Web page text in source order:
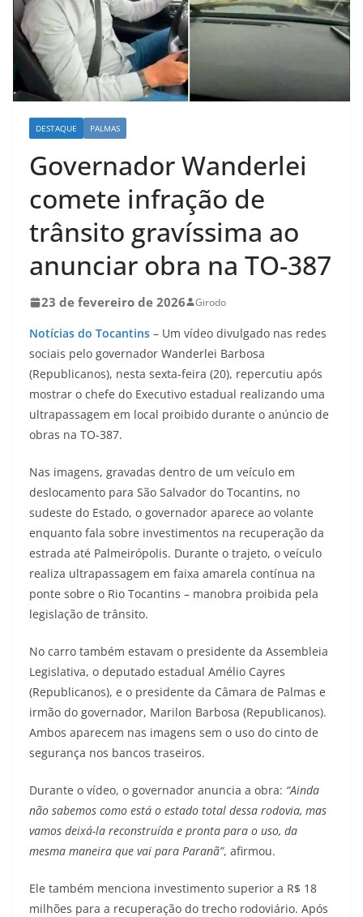
DESTAQUE PALMAS
Governador Wanderlei
comete infração de
trânsito gravíssima ao
anunciar obra na TO-387
23 de fevereiro de 2026 Girodo
Notícias do Tocantins – Um vídeo divulgado nas redes
sociais pelo governador Wanderlei Barbosa
(Republicanos), nesta sexta-feira (20), repercutiu após
mostrar o chefe do Executivo estadual realizando uma
ultrapassagem em local proibido durante o anúncio de
obras na TO-387.
Nas imagens, gravadas dentro de um veículo em
deslocamento para São Salvador do Tocantins, no
sudeste do Estado, o governador aparece ao volante
enquanto fala sobre investimentos na recuperação da
estrada até Palmeirópolis. Durante o trajeto, o veículo
realiza ultrapassagem em faixa amarela contínua na
ponte sobre o Rio Tocantins – manobra proibida pela
legislação de trânsito.
No carro também estavam o presidente da Assembleia
Legislativa, o deputado estadual Amélio Cayres
(Republicanos), e o presidente da Câmara de Palmas e
irmão do governador, Marilon Barbosa (Republicanos).
Ambos aparecem nas imagens sem o uso do cinto de
segurança nos bancos traseiros.
Durante o vídeo, o governador anuncia a obra: “Ainda
não sabemos como está o estado total dessa rodovia, mas
vamos deixá-la reconstruída e pronta para o uso, da
mesma maneira que vai para Paranã”, afirmou.
Ele também menciona investimento superior a R$ 18
milhões para a recuperação do trecho rodoviário. Após